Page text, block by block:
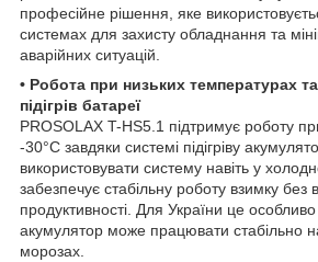
професійне рішення, яке
системах для захисту обладнання та
аварійних ситуацій.
• Робота при низьких температурах
підігрів батареї
PROSOLAX T-HS5.1 підтримує роботу
-30°C завдяки системі підігріву
використовувати систему навіть у
забезпечує стабільну роботу взимку без
продуктивності. Для України це
акумулятор може працювати стабільно
морозах.